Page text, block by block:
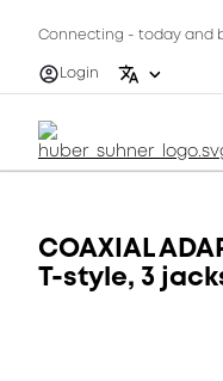
Connecting - today and
Login
COAXIAL
T-style, 3